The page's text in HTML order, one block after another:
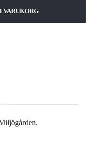
VARUKORG